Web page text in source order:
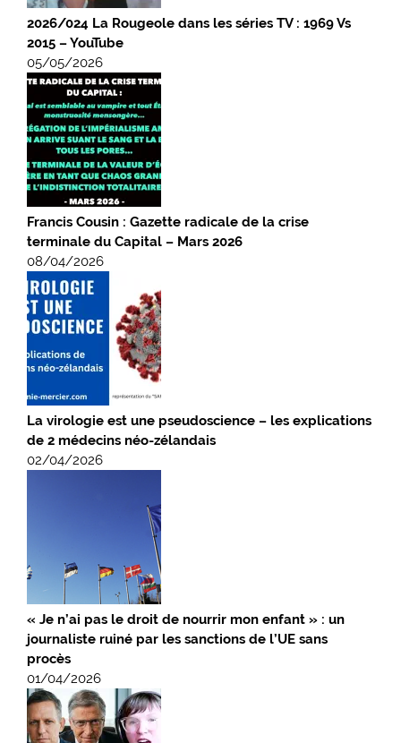
2026/024 La Rougeole dans les séries TV : 1969 Vs
2015 – YouTube
05/05/2026
Francis Cousin : Gazette radicale de la crise
terminale du Capital – Mars 2026
08/04/2026
La virologie est une pseudoscience – les explications
de 2 médecins néo-zélandais
02/04/2026
« Je n’ai pas le droit de nourrir mon enfant » : un
journaliste ruiné par les sanctions de l’UE sans
procès
01/04/2026